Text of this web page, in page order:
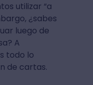
utilizar “a
¿sabes
luego de
A
todo lo
de cartas.